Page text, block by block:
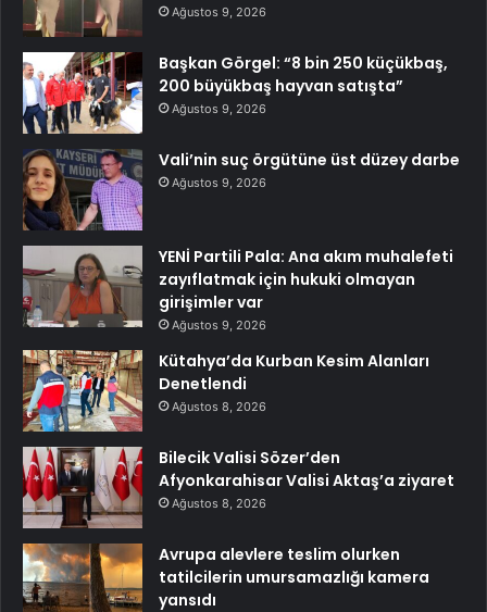
Ağustos 9, 2026
Başkan Görgel: “8 bin 250 küçükbaş,
200 büyükbaş hayvan satışta”
Ağustos 9, 2026
Vali’nin suç örgütüne üst düzey darbe
Ağustos 9, 2026
YENİ Partili Pala: Ana akım muhalefeti
zayıflatmak için hukuki olmayan
girişimler var
Ağustos 9, 2026
Kütahya’da Kurban Kesim Alanları
Denetlendi
Ağustos 8, 2026
Bilecik Valisi Sözer’den
Afyonkarahisar Valisi Aktaş’a ziyaret
Ağustos 8, 2026
Avrupa alevlere teslim olurken
tatilcilerin umursamazlığı kamera
yansıdı